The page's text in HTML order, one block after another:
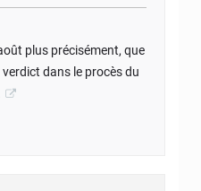
plus précisément, que
verdict dans le procès du